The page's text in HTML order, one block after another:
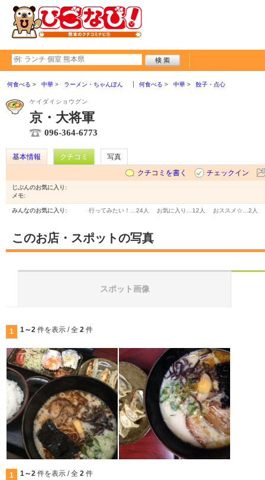
何食べる 中華 ラーメン・ちゃんぽん 何食べる 中華 餃子・点心
ケイダイショウグン
京・大将軍
096-364-6773
基本情報 クチコミ
写真
クチコミを書く
チェックイン
じぶんのお気に入り:
メモ:
みんなのお気に入り: 行ってみたい！… 24人 お気に入り… 12人 おススメ☆… 2人
このお店・スポットの写真
スポット画像
1 1～2 件を表示 / 全 2 件
1 1～2 件を表示 / 全 2 件